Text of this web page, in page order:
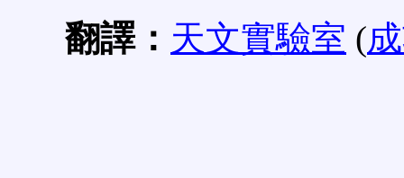
翻譯： 天文實驗室 (